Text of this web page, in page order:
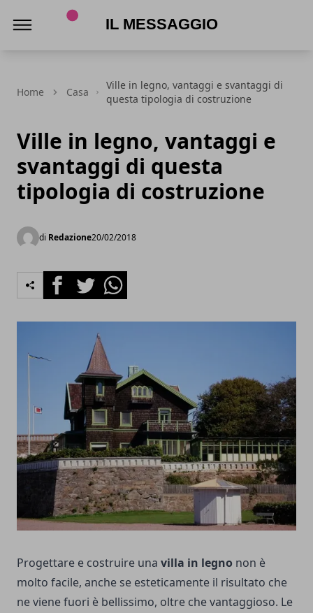
Home Casa
Ville in legno, vantaggi e svantaggi di
questa tipologia di costruzione
Ville in legno, vantaggi e
svantaggi di questa
tipologia di costruzione
di Redazione20/02/2018
FacebookTwitterWhatsapp
Progettare e costruire una villa in legno non è
molto facile, anche se esteticamente il risultato che
ne viene fuori è bellissimo, oltre che vantaggioso. Le